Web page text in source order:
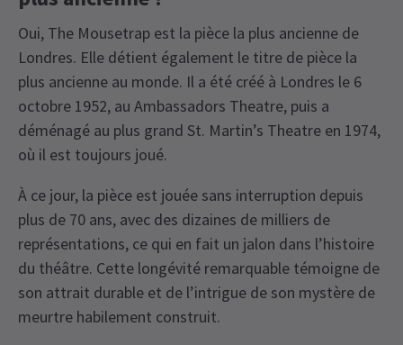
Oui, The Mousetrap est la pièce la plus ancienne de
Londres. Elle détient également le titre de pièce la
plus ancienne au monde. Il a été créé à Londres le 6
octobre 1952, au Ambassadors Theatre, puis a
déménagé au plus grand St. Martin’s Theatre en 1974,
où il est toujours joué.
À ce jour, la pièce est jouée sans interruption depuis
plus de 70 ans, avec des dizaines de milliers de
représentations, ce qui en fait un jalon dans l’histoire
du théâtre. Cette longévité remarquable témoigne de
son attrait durable et de l’intrigue de son mystère de
meurtre habilement construit.